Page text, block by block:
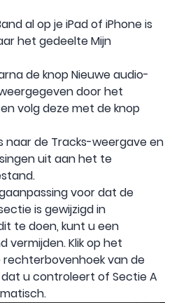
al op je iPad of iPhone is
het gedeelte Mijn
de knop Nieuwe audio-
door het
volg deze met de knop
naar de Tracks-weergave en
uit aan het te
voor dat de
is gewijzigd in
te doen, kunt u een
vermijden. Klik op het
van de
dat u controleert of Sectie A